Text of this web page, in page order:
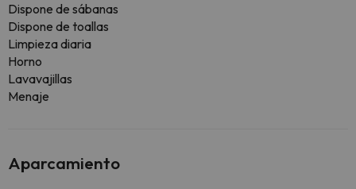
Dispone de sábanas
Dispone de toallas
Limpieza diaria
Horno
Lavavajillas
Menaje
Aparcamiento